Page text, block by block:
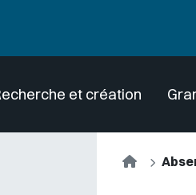
et création
Accueil